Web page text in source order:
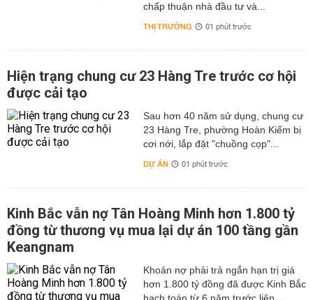
chấp thuận nhà đầu tư và...
THỊ TRƯỜNG 01 phút trước
Hiện trạng chung cư 23 Hàng Tre trước cơ hội
được cải tạo
Sau hơn 40 năm sử dụng, chung cư
23 Hàng Tre, phường Hoàn Kiếm bị
cơi nới, lắp đặt "chuồng cọp"...
DỰ ÁN 01 phút trước
Kinh Bắc vẫn nợ Tân Hoàng Minh hơn 1.800 tỷ
đồng từ thương vụ mua lại dự án 100 tầng gần
Keangnam
hơn 1.800 tỷ đồng đã được Kinh Bắc